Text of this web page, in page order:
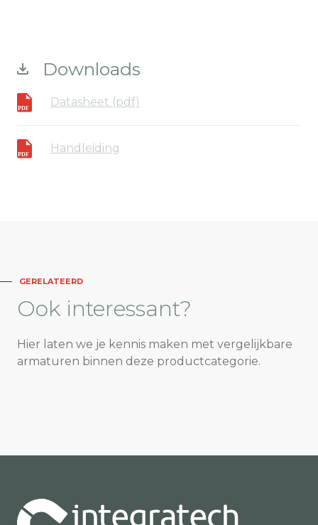
Downloads
Datasheet (pdf)
Handleiding
GERELATEERD
Ook interessant?
Hier laten we je kennis maken met vergelijkbare
armaturen binnen deze productcategorie.